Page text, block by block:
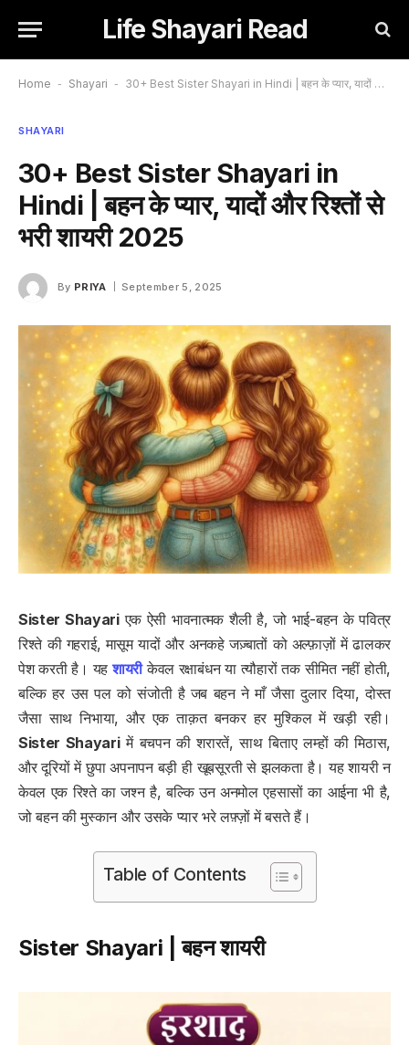
Life Shayari Read
Home - Shayari - 30+ Best Sister Shayari in Hindi | बहन के प्यार, यादों और रिश्तों से भरी शायरी 2025
SHAYARI
30+ Best Sister Shayari in
Hindi | बहन के प्यार, यादों और रिश्तों से
भरी शायरी 2025
By PRIYA September 5, 2025
Sister Shayariएक ऐसी भावनात्मक शैली है, जो भाई-बहन के पवित्र
रिश्ते की गहराई, मासूम यादों और अनकहे जज़्बातों को अल्फ़ाज़ों में ढालकर
पेश करती है। यहशायरीकेवल रक्षाबंधन या त्यौहारों तक सीमित नहीं होती,
बल्कि हर उस पल को संजोती है जब बहन ने माँ जैसा दुलार दिया, दोस्त
जैसा साथ निभाया, और एक ताक़त बनकर हर मुश्किल में खड़ी रही।
Sister Shayariमें बचपन की शरारतें, साथ बिताए लम्हों की मिठास,
और दूरियों में छुपा अपनापन बड़ी ही खूबसूरती से झलकता है। यह शायरी न
केवल एक रिश्ते का जश्न है, बल्कि उन अनमोल एहसासों का आईना भी है,
जो बहन की मुस्कान और उसके प्यार भरे लफ़्ज़ों में बसते हैं।
Table of Contents
Sister Shayari | बहन शायरी